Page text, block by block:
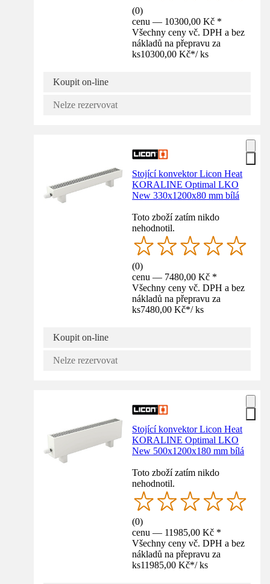
(0)
cenu — 10300,00 Kč *
Všechny ceny vč. DPH a bez
nákladů na přepravu za
ks10300,00 Kč*/ ks
Koupit on-line
Nelze rezervovat
Stojící konvektor Licon Heat
KORALINE Optimal LKO
New 330x1200x80 mm bílá
Toto zboží zatím nikdo
nehodnotil.
(0)
cenu — 7480,00 Kč *
Všechny ceny vč. DPH a bez
nákladů na přepravu za
ks7480,00 Kč*/ ks
Koupit on-line
Nelze rezervovat
Stojící konvektor Licon Heat
KORALINE Optimal LKO
New 500x1200x180 mm bílá
Toto zboží zatím nikdo
nehodnotil.
(0)
cenu — 11985,00 Kč *
Všechny ceny vč. DPH a bez
nákladů na přepravu za
ks11985,00 Kč*/ ks